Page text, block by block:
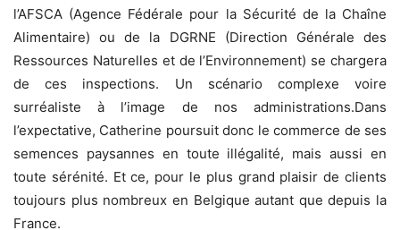
l’AFSCA (Agence Fédérale pour la Sécurité de la Chaîne
Alimentaire) ou de la DGRNE (Direction Générale des
Ressources Naturelles et de l’Environnement) se chargera
de ces inspections. Un scénario complexe voire
surréaliste à l’image de nos administrations.Dans
l’expectative, Catherine poursuit donc le commerce de ses
semences paysannes en toute illégalité, mais aussi en
toute sérénité. Et ce, pour le plus grand plaisir de clients
toujours plus nombreux en Belgique autant que depuis la
France.